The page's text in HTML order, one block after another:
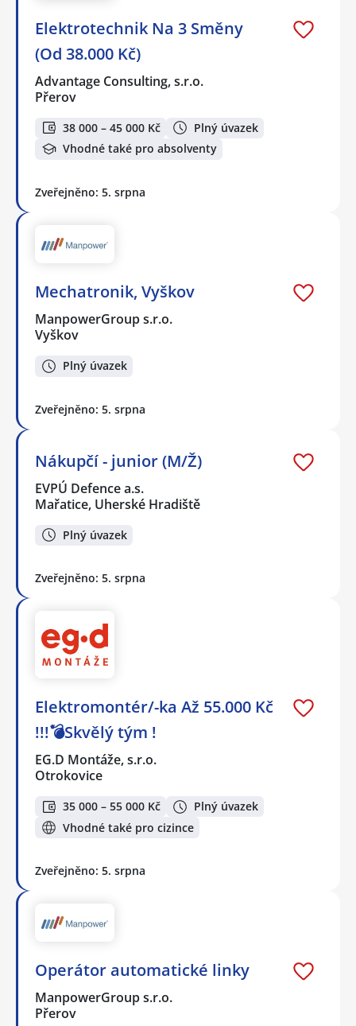
Elektrotechnik Na 3 Směny
(Od 38.000 Kč)
Advantage Consulting, s.r.o.
Přerov
38 000 – 45 000 Kč
Plný úvazek
Vhodné také pro absolventy
Zveřejněno: 5. srpna
Mechatronik, Vyškov
ManpowerGroup s.r.o.
Vyškov
Plný úvazek
Zveřejněno: 5. srpna
Nákupčí - junior (M/Ž)
EVPÚ Defence a.s.
Mařatice, Uherské Hradiště
Plný úvazek
Zveřejněno: 5. srpna
Elektromontér/-ka Až 55.000 Kč
!!!💣Skvělý tým !
EG.D Montáže, s.r.o.
Otrokovice
35 000 – 55 000 Kč
Plný úvazek
Vhodné také pro cizince
Zveřejněno: 5. srpna
Operátor automatické linky
ManpowerGroup s.r.o.
Přerov